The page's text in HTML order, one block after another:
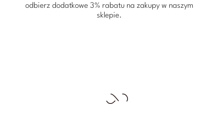
odbierz dodatkowe 3% rabatu na zakupy w naszym
sklepie.